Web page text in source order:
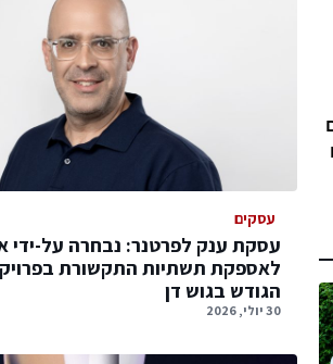
עסקים
עסקת ענק לפרטנר: נבחרה על-ידי
לאספקת תשתיות התקשורת
הגודש בגוש דן
30 יולי, 2026